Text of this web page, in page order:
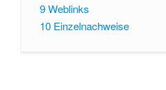
9Weblinks
10 Einzelnachweise